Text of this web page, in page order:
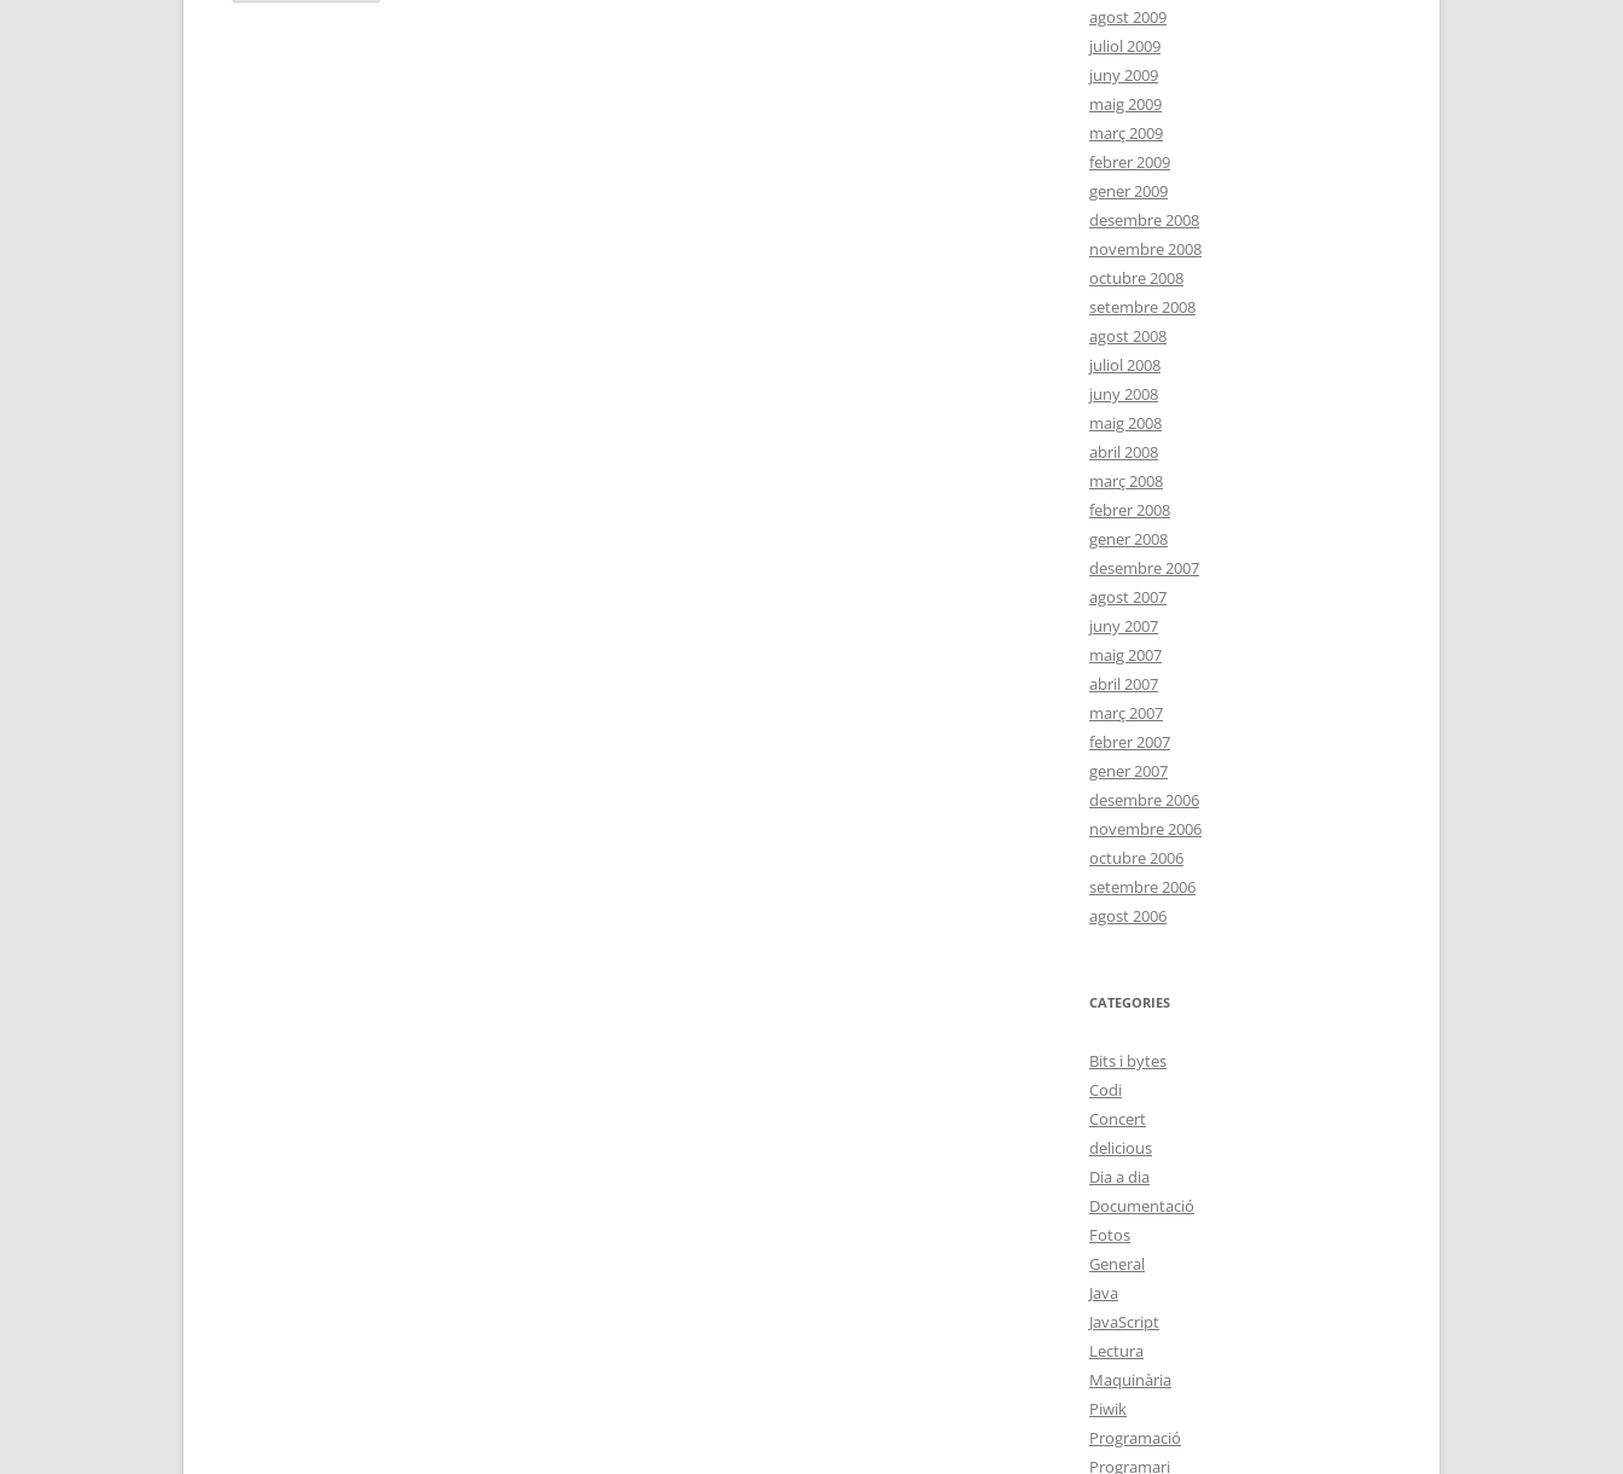
agost 2009
juliol 2009
juny 2009
maig 2009
març 2009
febrer 2009
gener 2009
desembre 2008
novembre 2008
octubre 2008
setembre 2008
agost 2008
juliol 2008
juny 2008
maig 2008
abril 2008
març 2008
febrer 2008
gener 2008
desembre 2007
agost 2007
juny 2007
maig 2007
abril 2007
març 2007
febrer 2007
gener 2007
desembre 2006
novembre 2006
octubre 2006
setembre 2006
agost 2006
CATEGORIES
Bits i bytes
Codi
Concert
delicious
Dia a dia
Documentació
Fotos
General
Java
JavaScript
Lectura
Maquinària
Piwik
Programació
Programari